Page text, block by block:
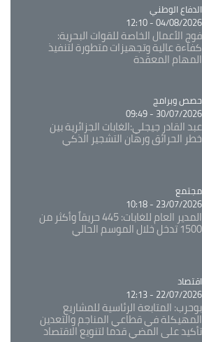
الوطني
04/08/2026 -
الأعمال الخاصة للقوات البحرية:
عالية وتجهيزات متطورة لتنفيذ
المعقدة
وبرامج
30/07/2026 -
القادر جيجلي:الغابات الجزائرية بين
الحرائق ورهان التشجير الذكي
23/07/2026 -
المدير العام للغابات: 445 حريقاً وأكثر من
خلال الموسم الحالي
22/07/2026 -
المتابعة الرئاسية للمشاريع
في قطاعي المناجم والتعدين
على المضي قدما لتنويع الاقتصاد